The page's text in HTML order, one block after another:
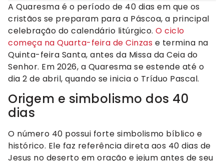
A Quaresma é o período de 40 dias em que os
cristãos se preparam para a Páscoa, a principal
celebração do calendário litúrgico. O ciclo
começa na Quarta-feira de Cinzas e termina na
Quinta-feira Santa, antes da Missa da Ceia do
Senhor. Em 2026, a Quaresma se estende até o
dia 2 de abril, quando se inicia o Tríduo Pascal.
Origem e simbolismo dos 40
dias
O número 40 possui forte simbolismo bíblico e
histórico. Ele faz referência direta aos 40 dias de
Jesus no deserto em oração e jejum antes de seu